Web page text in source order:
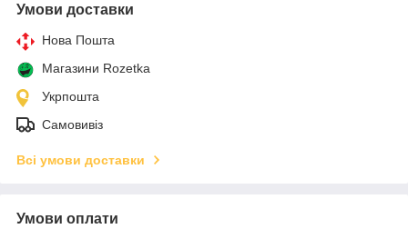
Умови доставки
Нова Пошта
Магазини Rozetka
Укрпошта
Самовивіз
Всі умови доставки
Умови оплати